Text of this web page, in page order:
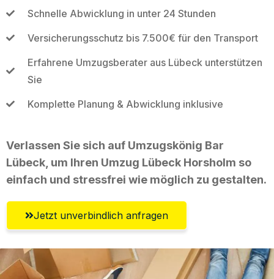
Schnelle Abwicklung in unter 24 Stunden
Versicherungsschutz bis 7.500€ für den Transport
Erfahrene Umzugsberater aus Lübeck unterstützen
Sie
Komplette Planung & Abwicklung inklusive
Verlassen Sie sich auf Umzugskönig Bar
Lübeck, um Ihren Umzug Lübeck Horsholm so
einfach und stressfrei wie möglich zu gestalten.
Jetzt unverbindlich anfragen